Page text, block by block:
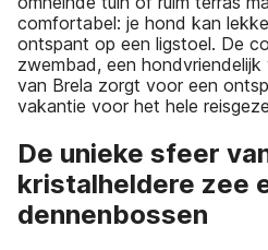
comfortabel: je hond kan
ontspant op een ligstoel. De
zwembad, een
van Brela zorgt voor een
vakantie voor het hele
De unieke sfeer
kristalheldere zee
dennenbossen